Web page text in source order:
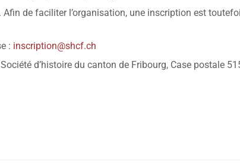
de faciliter l’organisation, une inscription est
: inscription@shcf.ch
d’histoire du canton de Fribourg, Case postale